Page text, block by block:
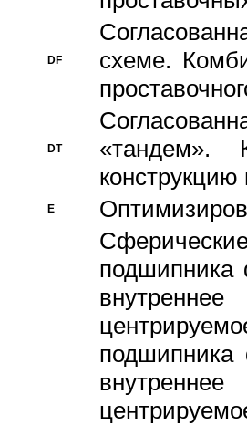
DF
схеме.
DT
«тандем».
конструкцию
E
подшипника
подшипника